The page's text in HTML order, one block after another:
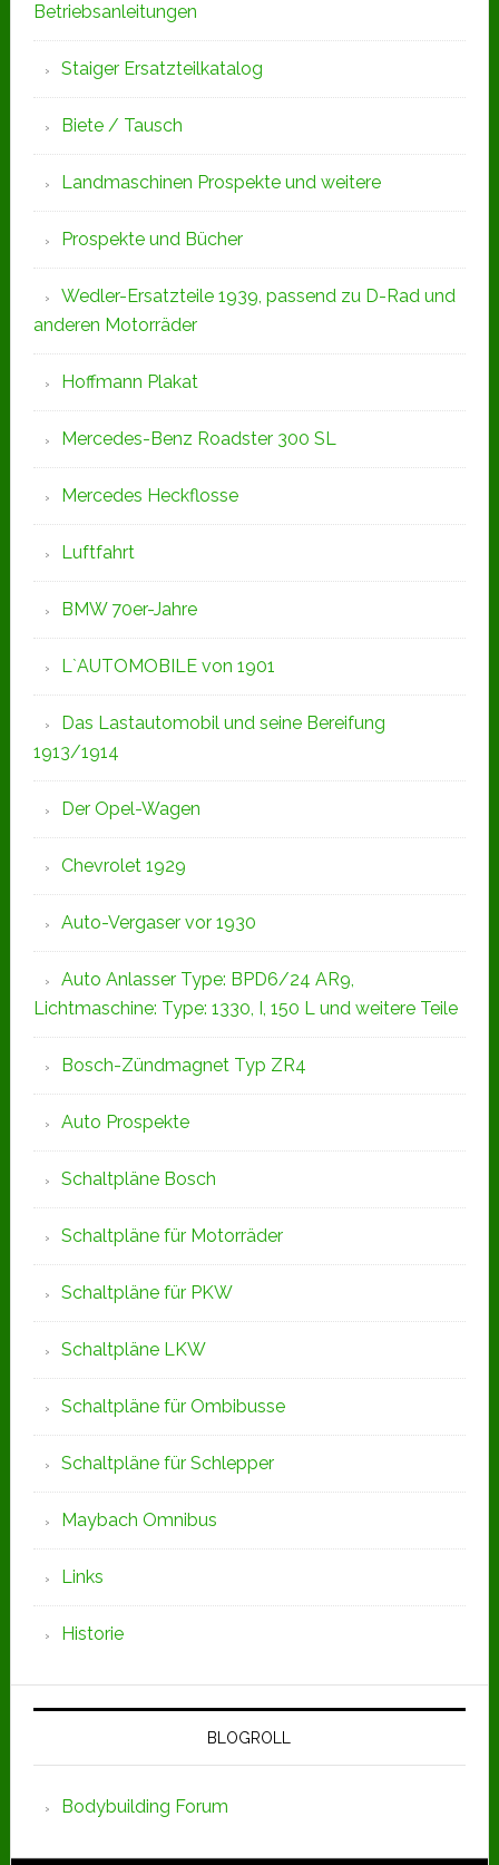
Betriebsanleitungen
Staiger Ersatzteilkatalog
Biete / Tausch
Landmaschinen Prospekte und weitere
Prospekte und Bücher
Wedler-Ersatzteile 1939, passend zu D-Rad und
anderen Motorräder
Hoffmann Plakat
Mercedes-Benz Roadster 300 SL
Mercedes Heckflosse
Luftfahrt
BMW 70er-Jahre
L`AUTOMOBILE von 1901
Das Lastautomobil und seine Bereifung
1913/1914
Der Opel-Wagen
Chevrolet 1929
Auto-Vergaser vor 1930
Auto Anlasser Type: BPD6/24 AR9,
Lichtmaschine: Type: 1330, I, 150 L und weitere Teile
Bosch-Zündmagnet Typ ZR4
Auto Prospekte
Schaltpläne Bosch
Schaltpläne für Motorräder
Schaltpläne für PKW
Schaltpläne LKW
Schaltpläne für Ombibusse
Schaltpläne für Schlepper
Maybach Omnibus
Links
Historie
BLOGROLL
Bodybuilding Forum